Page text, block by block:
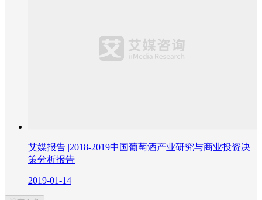
艾媒报告 |2018-2019中国葡萄酒产业研究与商业投资决
策分析报告
2019-01-14